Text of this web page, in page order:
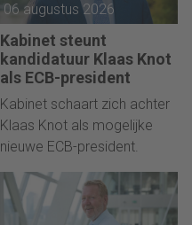
06 augustus 2026
Kabinet steunt
kandidatuur Klaas Knot
als ECB-president
Kabinet schaart zich achter
Klaas Knot als mogelijke
nieuwe ECB-president.